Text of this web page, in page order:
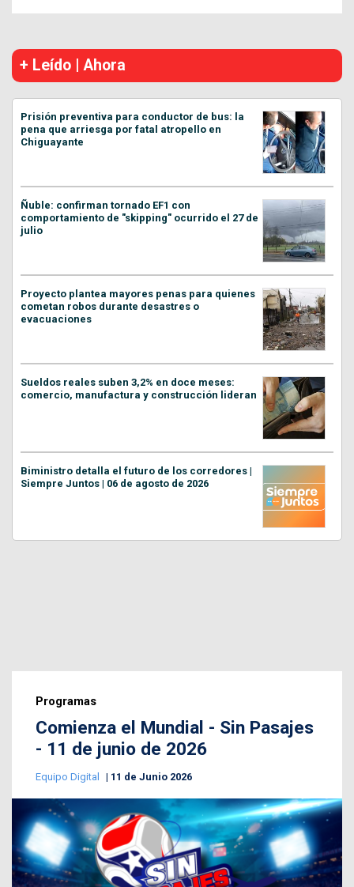
+ Leído | Ahora
Prisión preventiva para conductor de bus: la
pena que arriesga por fatal atropello en
Chiguayante
Ñuble: confirman tornado EF1 con
comportamiento de "skipping" ocurrido el 27 de
julio
Proyecto plantea mayores penas para quienes
cometan robos durante desastres o
evacuaciones
Sueldos reales suben 3,2% en doce meses:
comercio, manufactura y construcción lideran
Biministro detalla el futuro de los corredores |
Siempre Juntos | 06 de agosto de 2026
Programas
Comienza el Mundial - Sin Pasajes
- 11 de junio de 2026
Equipo Digital 11 de Junio 2026